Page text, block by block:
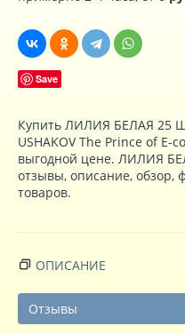
Save
Купить ЛИЛИЯ БЕЛАЯ 25
USHAKOV The Prince of
выгодной цене. ЛИЛИЯ
отзывы, описание,
товаров.
ОПИСАНИЕ
Отзывы